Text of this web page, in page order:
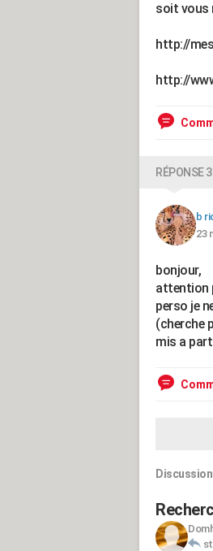
soit vous
http://
http://
RÉPONSE
b
23
bonjour,
attention
perso je
(cherche
mis a